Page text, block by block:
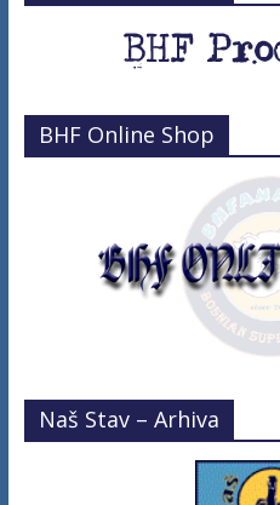
BHF Online Shop
Naš Stav – Arhiva